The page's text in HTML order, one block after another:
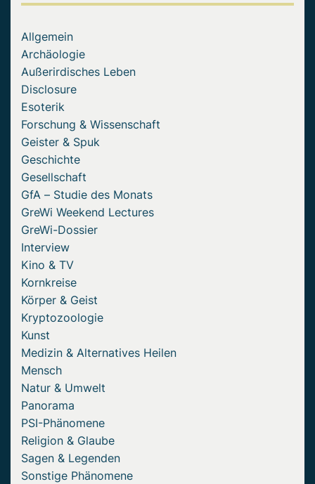
Allgemein
Archäologie
Außerirdisches Leben
Disclosure
Esoterik
Forschung & Wissenschaft
Geister & Spuk
Geschichte
Gesellschaft
GfA – Studie des Monats
GreWi Weekend Lectures
GreWi-Dossier
Interview
Kino & TV
Kornkreise
Körper & Geist
Kryptozoologie
Kunst
Medizin & Alternatives Heilen
Mensch
Natur & Umwelt
Panorama
PSI-Phänomene
Religion & Glaube
Sagen & Legenden
Sonstige Phänomene